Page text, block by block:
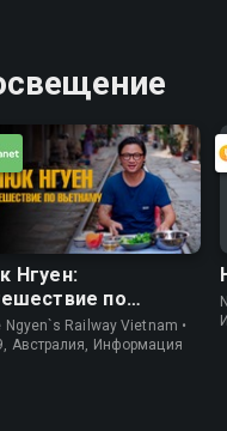
Нгуен:
по
Ngyen`s Railway Vietnam •
Австралия, Информация